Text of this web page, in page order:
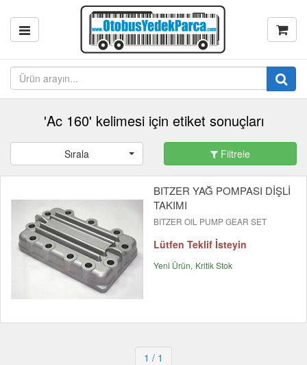
'Ac 160' kelimesi için etiket sonuçları
Sırala Filtrele
BITZER YAĞ POMPASI DİŞLİ
TAKIMI
BITZER OIL PUMP GEAR SET
Lütfen Teklif İsteyin
Yeni Ürün Kritik Stok
1 / 1